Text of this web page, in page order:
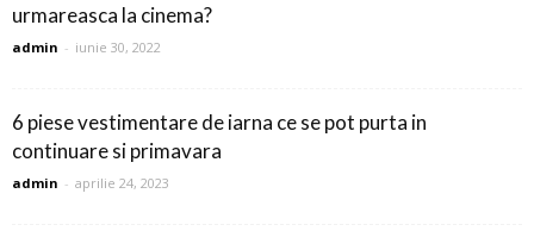
urmareasca la cinema?
admin - iunie 30, 2022
6 piese vestimentare de iarna ce se pot purta in
continuare si primavara
admin - aprilie 24, 2023